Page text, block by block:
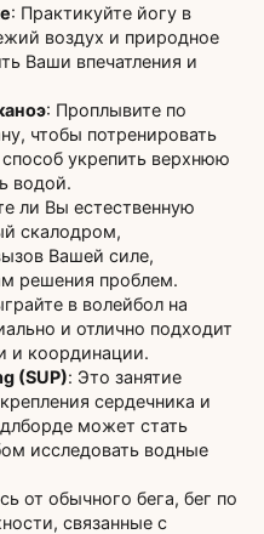
: Практикуйте йогу в
воздух и природное
Ваши впечатления и
: Проплывите по
чтобы потренировать
укрепить верхнюю
водой.
ли Вы естественную
скалодром,
Вашей силе,
решения проблем.
в волейбол на
и отлично подходит
и координации.
(SUP): Это занятие
сердечника и
может стать
исследовать водные
от обычного бега, бег по
связанные с